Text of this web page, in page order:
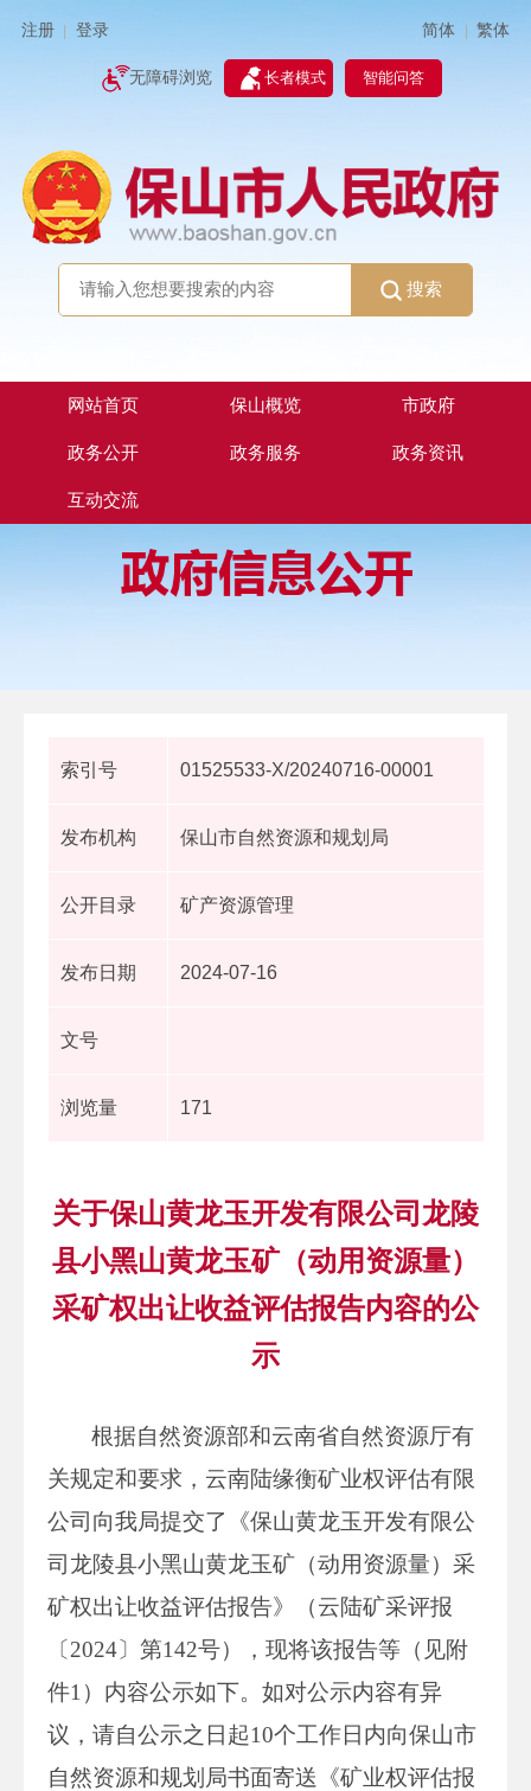
注册 登录 简体 | 繁体
无障碍浏览 长者模式 智能问答
搜索
网站首页 保山概览 市政府
政务公开 政务服务 政务资讯
互动交流
索引号 01525533-X/20240716-00001
发布机构 保山市自然资源和规划局
公开目录 矿产资源管理
发布日期 2024-07-16
文号
浏览量 171
关于保山黄龙玉开发有限公司龙陵
县小黑山黄龙玉矿（动用资源量）
采矿权出让收益评估报告内容的公
示
根据自然资源部和云南省自然资源厅有
关规定和要求，云南陆缘衡矿业权评估有限
公司向我局提交了《保山黄龙玉开发有限公
司龙陵县小黑山黄龙玉矿（动用资源量）采
矿权出让收益评估报告》（云陆矿采评报
〔2024〕第142号），现将该报告等（见附
件1）内容公示如下。如对公示内容有异
议，请自公示之日起10个工作日内向保山市
自然资源和规划局书面寄送《矿业权评估报